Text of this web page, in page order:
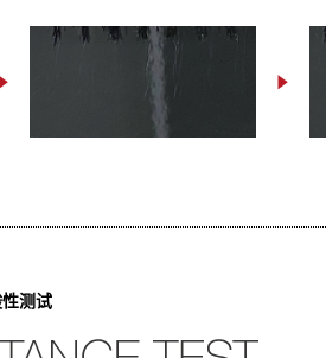
测试